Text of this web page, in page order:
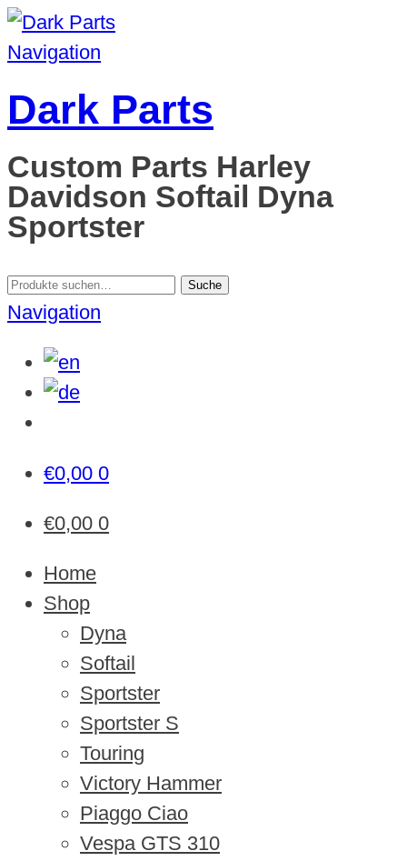
Navigation
Dark Parts
Custom Parts Harley
Davidson Softail Dyna
Sportster
Suche
nach:
Suche
Navigation
€0,00 0
€0,00 0
Home
Shop
Dyna
Softail
Sportster
Sportster S
Touring
Victory Hammer
Piaggo Ciao
Vespa GTS 310